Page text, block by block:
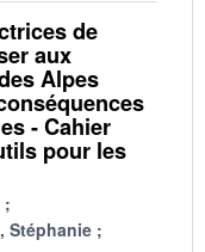
de
aux
Alpes
- Cahier
pour les
Stéphanie